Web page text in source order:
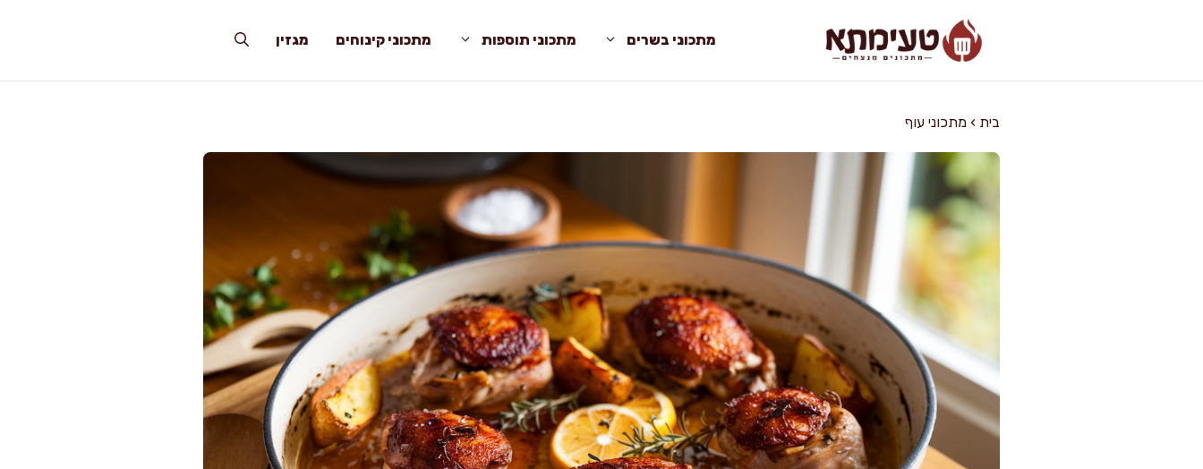
מתכוני בשרים מתכוני תוספות מתכוני קינוחים מגזין
בית › מתכוני עוף